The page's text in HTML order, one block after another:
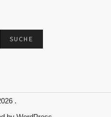
.